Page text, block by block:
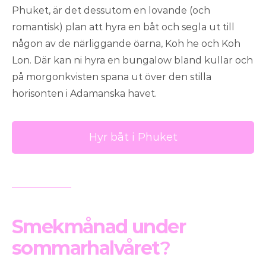
Phuket, är det dessutom en lovande (och
romantisk) plan att hyra en båt och segla ut till
någon av de närliggande öarna, Koh he och Koh
Lon. Där kan ni hyra en bungalow bland kullar och
på morgonkvisten spana ut över den stilla
horisonten i Adamanska havet.
Hyr båt i Phuket
Smekmånad under
sommarhalvåret?